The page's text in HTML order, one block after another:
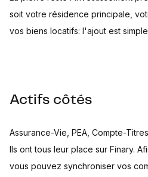
soit votre résidence principale,
vos biens locatifs: l'ajout est
Actifs côtés
Assurance-Vie, PEA, Compte-
Ils ont tous leur place sur Finary.
vous pouvez synchroniser vos